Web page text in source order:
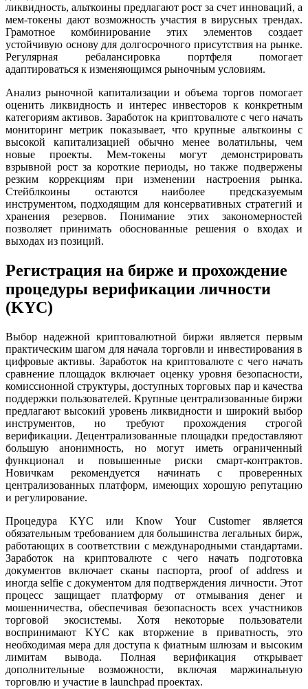
ликвидность, альткоины предлагают рост за счет инноваций, а
мем-токены дают возможность участия в вирусных трендах.
Грамотное комбинирование этих элементов создает
устойчивую основу для долгосрочного присутствия на рынке.
Регулярная ребалансировка портфеля помогает
адаптироваться к изменяющимся рыночным условиям.
Анализ рыночной капитализации и объема торгов помогает
оценить ликвидность и интерес инвесторов к конкретным
категориям активов. Заработок на криптовалюте с чего начать
мониторинг метрик показывает, что крупные альткоины с
высокой капитализацией обычно менее волатильны, чем
новые проекты. Мем-токены могут демонстрировать
взрывной рост за короткие периоды, но также подвержены
резким коррекциям при изменении настроения рынка.
Стейблкоины остаются наиболее предсказуемым
инструментом, подходящим для консервативных стратегий и
хранения резервов. Понимание этих закономерностей
позволяет принимать обоснованные решения о входах и
выходах из позиций.
Регистрация на бирже и прохождение
процедуры верификации личности
(KYC)
Выбор надежной криптовалютной биржи является первым
практическим шагом для начала торговли и инвестирования в
цифровые активы. Заработок на криптовалюте с чего начать
сравнение площадок включает оценку уровня безопасности,
комиссионной структуры, доступных торговых пар и качества
поддержки пользователей. Крупные централизованные биржи
предлагают высокий уровень ликвидности и широкий выбор
инструментов, но требуют прохождения строгой
верификации. Децентрализованные площадки предоставляют
большую анонимность, но могут иметь ограниченный
функционал и повышенные риски смарт-контрактов.
Новичкам рекомендуется начинать с проверенных
централизованных платформ, имеющих хорошую репутацию
и регулирование.
Процедура KYC или Know Your Customer является
обязательным требованием для большинства легальных бирж,
работающих в соответствии с международными стандартами.
Заработок на криптовалюте с чего начать подготовка
документов включает сканы паспорта, proof of address и
иногда selfie с документом для подтверждения личности. Этот
процесс защищает платформу от отмывания денег и
мошенничества, обеспечивая безопасность всех участников
торговой экосистемы. Хотя некоторые пользователи
воспринимают KYC как вторжение в приватность, это
необходимая мера для доступа к фиатным шлюзам и высоким
лимитам вывода. Полная верификация открывает
дополнительные возможности, включая маржинальную
торговлю и участие в launchpad проектах.